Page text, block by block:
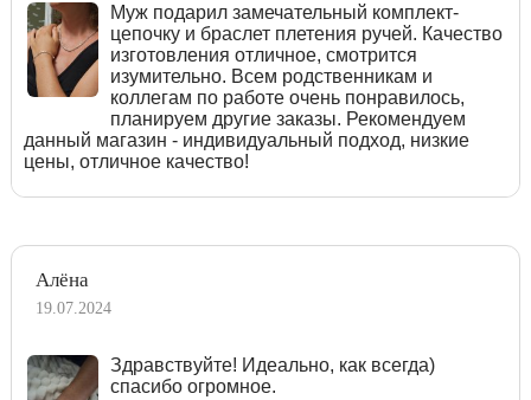
Муж подарил замечательный комплект-
цепочку и браслет плетения ручей. Качество
изготовления отличное, смотрится
изумительно. Всем родственникам и
коллегам по работе очень понравилось,
планируем другие заказы. Рекомендуем
данный магазин - индивидуальный подход, низкие
цены, отличное качество!
Алёна
19.07.2024
Здравствуйте! Идеально, как всегда)
спасибо огромное.